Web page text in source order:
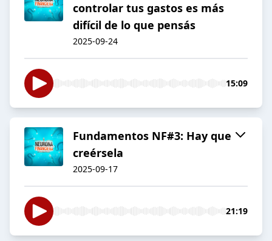
controlar tus gastos es más
difícil de lo que pensás
2025-09-24
15:09
Fundamentos NF#3: Hay que
creérsela
2025-09-17
21:19